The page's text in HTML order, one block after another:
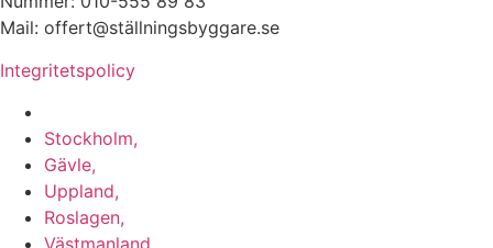
Mail: offert@ställningsbyggare.se
Integritetspolicy
Stockholm,
Gävle,
Uppland,
Roslagen,